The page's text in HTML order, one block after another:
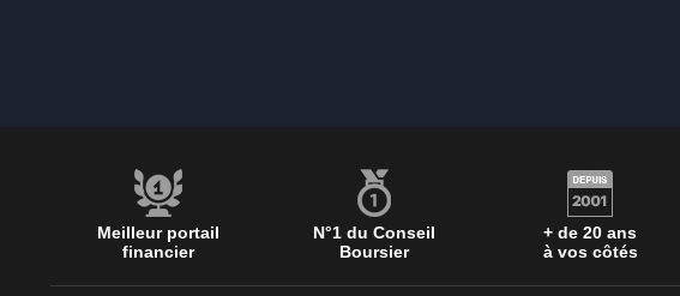
Meilleur portail
financier
N°1 du Conseil
Boursier
+ de 20 ans
à vos côtés